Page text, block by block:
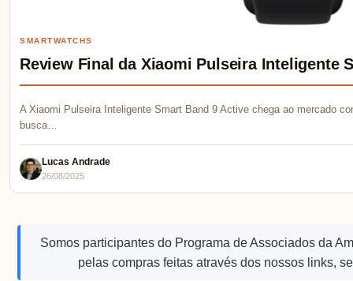
SMARTWATCHS
Review Final da Xiaomi Pulseira Inteligente
A Xiaomi Pulseira Inteligente Smart Band 9 Active chega ao mercado
busca…
Lucas Andrade
26/08/2025
Somos participantes do Programa de Associados da
pelas compras feitas através dos nossos links,